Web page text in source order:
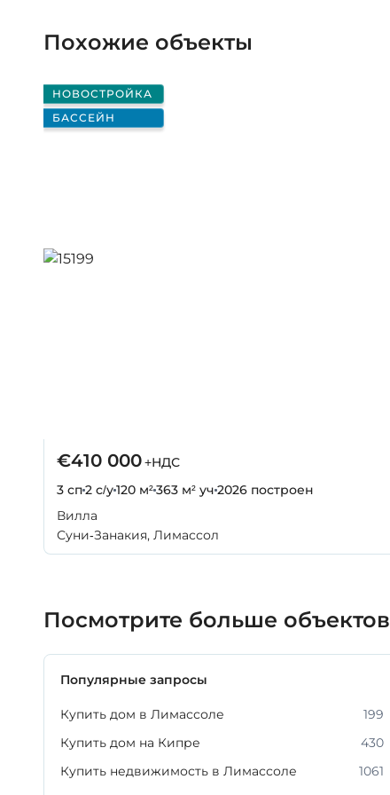
Похожие объекты
НОВОСТРОЙКА
БАССЕЙН
€410 000+НДС
3 сп2 с/у120 м²363 м² уч 2026 построен
Вилла
Суни-Занакия, Лимассол
Посмотрите больше объектов
Популярные запросы
Купить дом в Лимассоле
199
Купить дом на Кипре
430
Купить недвижимость в Лимассоле
1061